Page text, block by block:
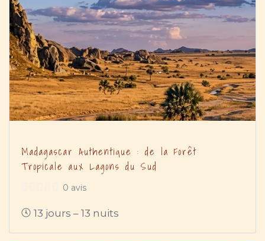
Madagascar Authentique : de la Forêt
Tropicale aux Lagons du Sud
0 avis
13 jours – 13 nuits